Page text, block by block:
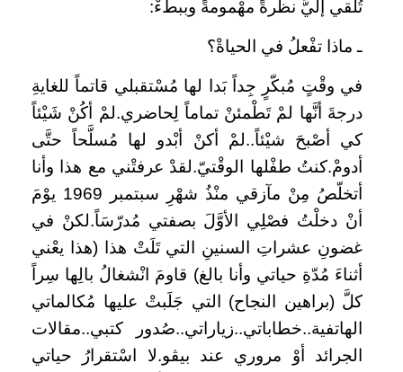
تُلْقي إليَّ نظْرةً مهْمومةً وببطءْ:
ـ ماذا تفْعلُ في الحياةْ؟
في وقْتٍ مُبكّرٍ جِداً بَدا لها مُسْتقبلي قاتماً للغايةِ
درجةَ أنَّها لمْ تَطْمئنْ تماماً لِحاضري.لمْ أكُنْ شَيْئاً
كي أصْبحَ شيْئاً..لمْ أكنْ أبْدو لها مُسلَّحاً حتَّى
أدومْ.كنتُ طفْلها الوقْتيّ.لقدْ عرفتْني مع هذا وأنا
أتخلّصُ مِنْ مآزقي منْذُ شهْرِ سبتمبر 1969 يوْمَ
أنْ دخلْتُ فصْلِي الأوَّلَ بصفتي مُدرّسَاً.لكنْ في
غضونِ عشراتِ السنينِ التي تَلَتْ هذا (هذا يعْني
أثناءَ مُدّةِ حياتي وأنا بالغ) قاومَ انْشغالُ بالِها سِراً
كلَّ (براهين النجاح) التي جَلَبتْ عليها مُكالماتي
الهاتفية..خطاباتي..زياراتي..صُدور كتبي..مقالات
الجرائد أوْ مروري عند بيڤو.لا اسْتقرارُ حياتي